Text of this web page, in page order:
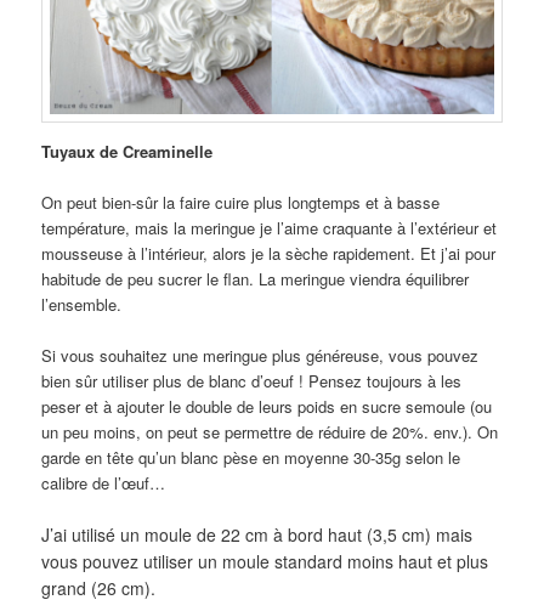
Tuyaux de Creaminelle
On peut bien-sûr la faire cuire plus longtemps et à basse
température, mais la meringue je l’aime craquante à l’extérieur et
mousseuse à l’intérieur, alors je la sèche rapidement. Et j’ai pour
habitude de peu sucrer le flan. La meringue viendra équilibrer
l’ensemble.
Si vous souhaitez une meringue plus généreuse, vous pouvez
bien sûr utiliser plus de blanc d’oeuf ! Pensez toujours à les
peser et à ajouter le double de leurs poids en sucre semoule (ou
un peu moins, on peut se permettre de réduire de 20%. env.). On
garde en tête qu’un blanc pèse en moyenne 30-35g selon le
calibre de l’œuf…
J’ai utilisé un moule de 22 cm à bord haut (3,5 cm) mais
vous pouvez utiliser un moule standard moins haut et plus
grand (26 cm).